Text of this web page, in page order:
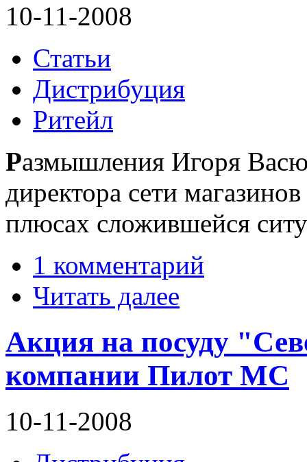
10-11-2008
Статьи
Дистрибуция
Ритейл
Размышления Игоря
директора сети
плюсах сложившейся
1 комментарий
Читать далее
Акция на посуду
компании Пилот МС
10-11-2008